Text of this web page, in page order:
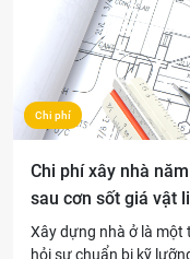
Chi phí
Chi phí xây nhà
sau cơn sốt giá vật
Xây dựng nhà ở là
hỏi sự chuẩn bị kỹ